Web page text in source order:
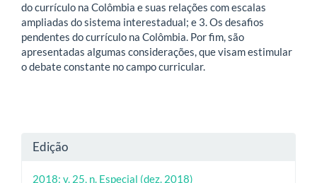
do currículo na Colômbia e suas relações com escalas
ampliadas do sistema interestadual; e 3. Os desafios
pendentes do currículo na Colômbia. Por fim, são
apresentadas algumas considerações, que visam estimular
o debate constante no campo curricular.
Detalhes
do
Edição
2018: v. 25, n. Especial (dez. 2018)